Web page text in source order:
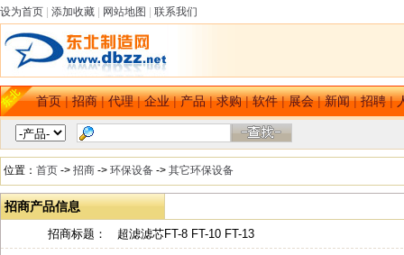
设为首页 添加收藏 网站地图 联系我们
首页|招商|代理|企业|产品|求购|软件|展会|新闻|招聘|
位置： 首页 -> 招商 -> 环保设备 -> 其它环保设备
招商产品信息
招商标题： 超滤滤芯FT-8 FT-10 FT-13